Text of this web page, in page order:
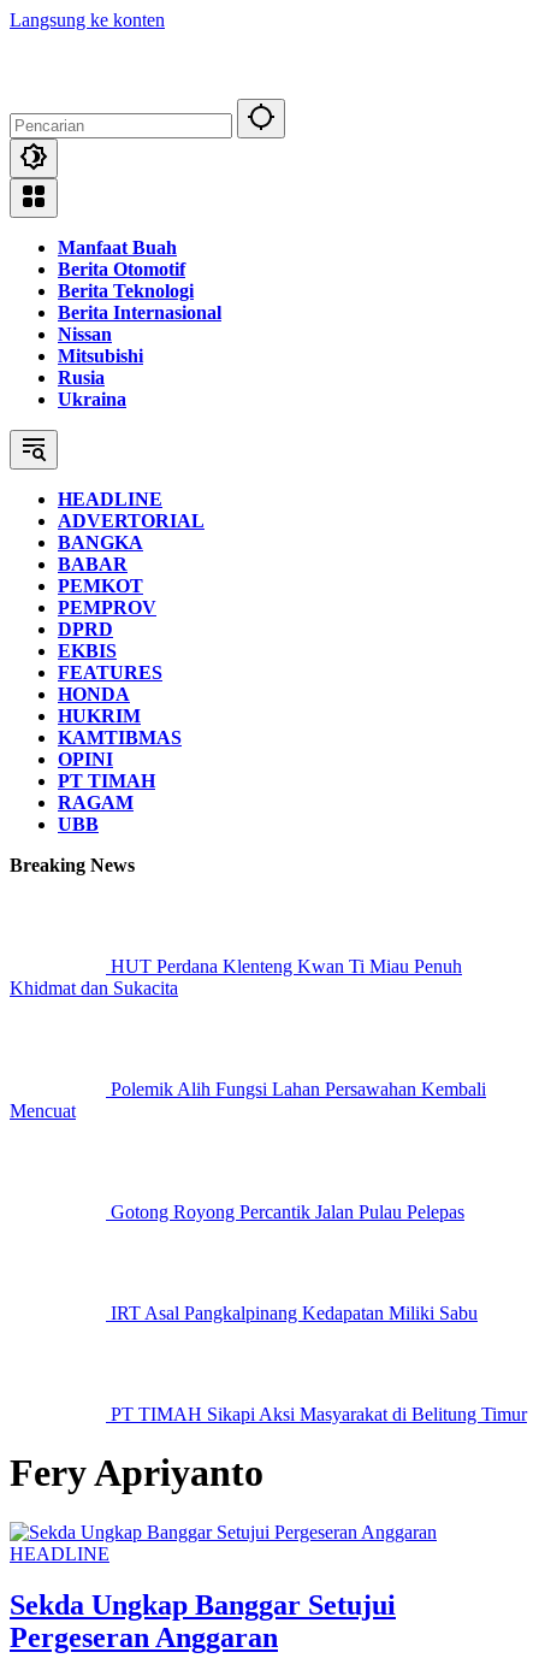
Langsung ke konten
Manfaat Buah
Berita Otomotif
Berita Teknologi
Berita Internasional
Nissan
Mitsubishi
Rusia
Ukraina
HEADLINE
ADVERTORIAL
BANGKA
BABAR
PEMKOT
PEMPROV
DPRD
EKBIS
FEATURES
HONDA
HUKRIM
KAMTIBMAS
OPINI
PT TIMAH
RAGAM
UBB
Breaking News
HUT Perdana Klenteng Kwan Ti Miau Penuh
Khidmat dan Sukacita
Polemik Alih Fungsi Lahan Persawahan Kembali
Mencuat
Gotong Royong Percantik Jalan Pulau Pelepas
IRT Asal Pangkalpinang Kedapatan Miliki Sabu
PT TIMAH Sikapi Aksi Masyarakat di Belitung Timur
Fery Apriyanto
HEADLINE
Sekda Ungkap Banggar Setujui
Pergeseran Anggaran